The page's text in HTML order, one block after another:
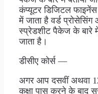
कंप्यूटर डिजिटल
में जाता है वर्ड
स्प्रेडशीट पैकेज के बारे में
जाता है।
डीसीए कोर्स —
अगर आप दसवीं अथवा
कक्षा पास करने के बाद